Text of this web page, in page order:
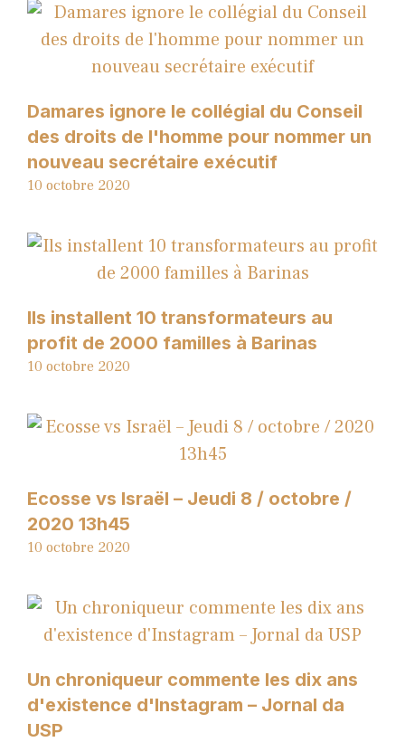
Damares ignore le collégial du Conseil
des droits de l'homme pour nommer un
nouveau secrétaire exécutif
10 octobre 2020
Ils installent 10 transformateurs au
profit de 2000 familles à Barinas
10 octobre 2020
Ecosse vs Israël – Jeudi 8 / octobre /
2020 13h45
10 octobre 2020
Un chroniqueur commente les dix ans
d'existence d'Instagram – Jornal da
USP